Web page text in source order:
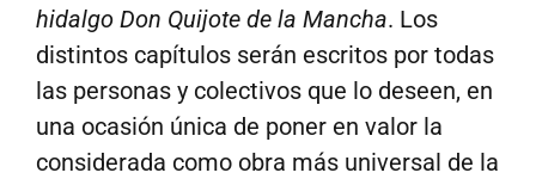
hidalgo Don Quijote de la Mancha. Los
distintos capítulos serán escritos por todas
las personas y colectivos que lo deseen, en
una ocasión única de poner en valor la
considerada como obra más universal de la